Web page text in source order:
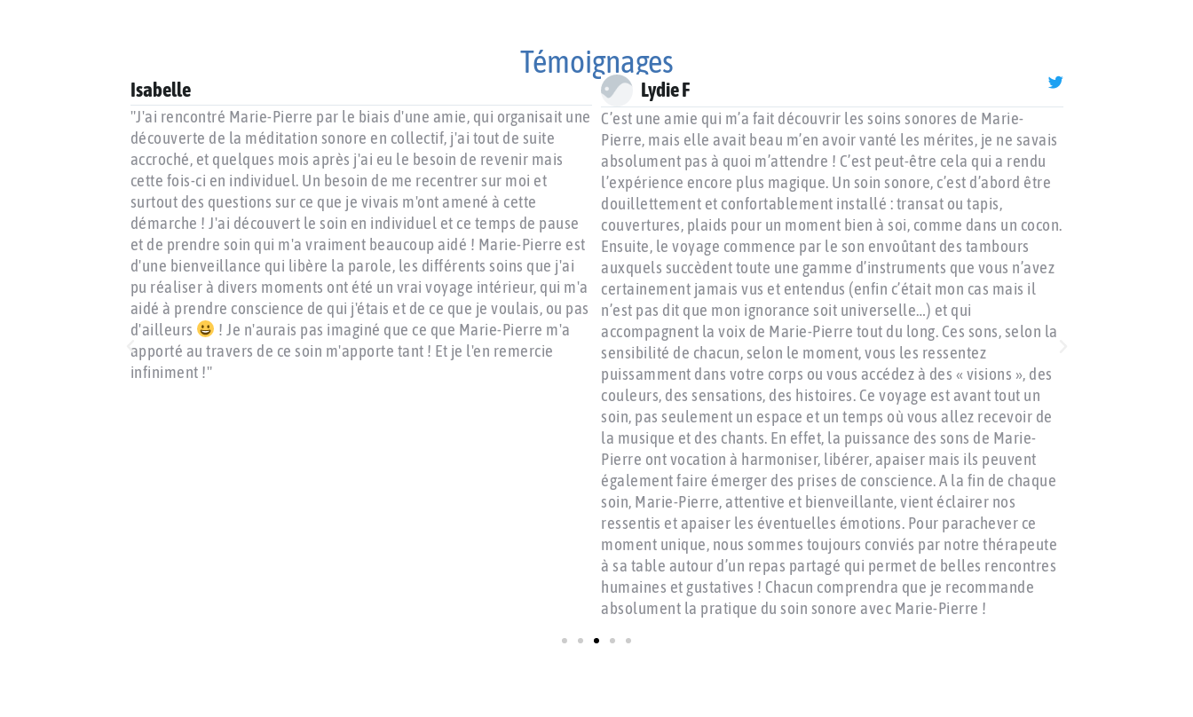
Témoignages
Isabelle
"J'ai rencontré Marie-Pierre par le biais d'une amie, qui organisait une
découverte de la méditation sonore en collectif, j'ai tout de suite
accroché, et quelques mois après j'ai eu le besoin de revenir mais
cette fois-ci en individuel. Un besoin de me recentrer sur moi et
surtout des questions sur ce que je vivais m'ont amené à cette
démarche ! J'ai découvert le soin en individuel et ce temps de pause
et de prendre soin qui m'a vraiment beaucoup aidé ! Marie-Pierre est
d'une bienveillance qui libère la parole, les différents soins que j'ai
pu réaliser à divers moments ont été un vrai voyage intérieur, qui m'a
aidé à prendre conscience de qui j'étais et de ce que je voulais, ou pas
d'ailleurs
! Je n'aurais pas imaginé que ce que Marie-Pierre m'a
apporté au travers de ce soin m'apporte tant ! Et je l'en remercie
infiniment !"
Lydie F
C’est une amie qui m’a fait découvrir les soins sonores de Marie-
Pierre, mais elle avait beau m’en avoir vanté les mérites, je ne savais
absolument pas à quoi m’attendre ! C’est peut-être cela qui a rendu
l’expérience encore plus magique. Un soin sonore, c’est d’abord être
douillettement et confortablement installé : transat ou tapis,
couvertures, plaids pour un moment bien à soi, comme dans un cocon.
Ensuite, le voyage commence par le son envoûtant des tambours
auxquels succèdent toute une gamme d’instruments que vous n’avez
certainement jamais vus et entendus (enfin c’était mon cas mais il
n’est pas dit que mon ignorance soit universelle…) et qui
accompagnent la voix de Marie-Pierre tout du long. Ces sons, selon la
sensibilité de chacun, selon le moment, vous les ressentez
puissamment dans votre corps ou vous accédez à des « visions », des
couleurs, des sensations, des histoires. Ce voyage est avant tout un
soin, pas seulement un espace et un temps où vous allez recevoir de
la musique et des chants. En effet, la puissance des sons de Marie-
Pierre ont vocation à harmoniser, libérer, apaiser mais ils peuvent
également faire émerger des prises de conscience. A la fin de chaque
soin, Marie-Pierre, attentive et bienveillante, vient éclairer nos
ressentis et apaiser les éventuelles émotions. Pour parachever ce
moment unique, nous sommes toujours conviés par notre thérapeute
à sa table autour d’un repas partagé qui permet de belles rencontres
humaines et gustatives ! Chacun comprendra que je recommande
absolument la pratique du soin sonore avec Marie-Pierre !